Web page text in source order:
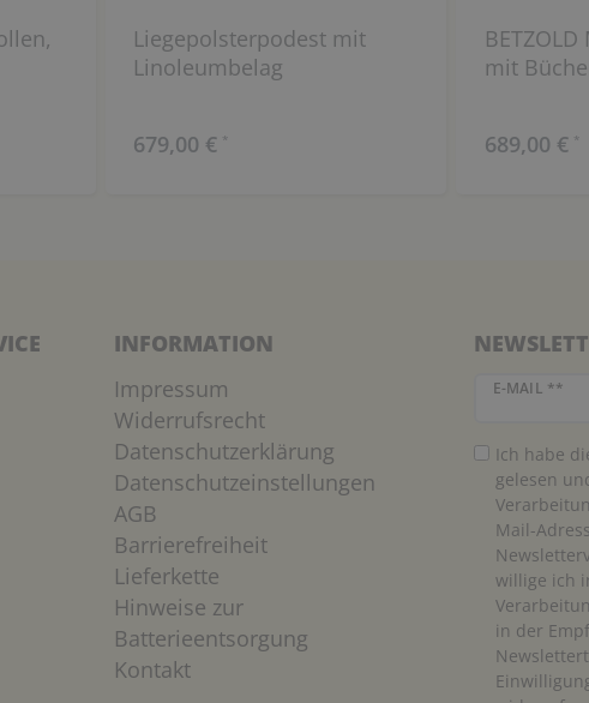
Liegepolsterpodest mit
Linoleumbelag
679,00 € *
mit
689,00 € *
INFORMATION
Impressum
Widerrufsrecht
Datenschutzerklärung
Datenschutzeinstellungen
AGB
Barrierefreiheit
Lieferkette
Hinweise zur
Batterieentsorgung
Kontakt
E-MAIL **
Newsletter
Ich habe
gelesen
Mail-
willige ich
in der